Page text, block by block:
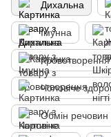
Дихальна
Імунна
Кровотворення
Чоловіче
Обмін речовин